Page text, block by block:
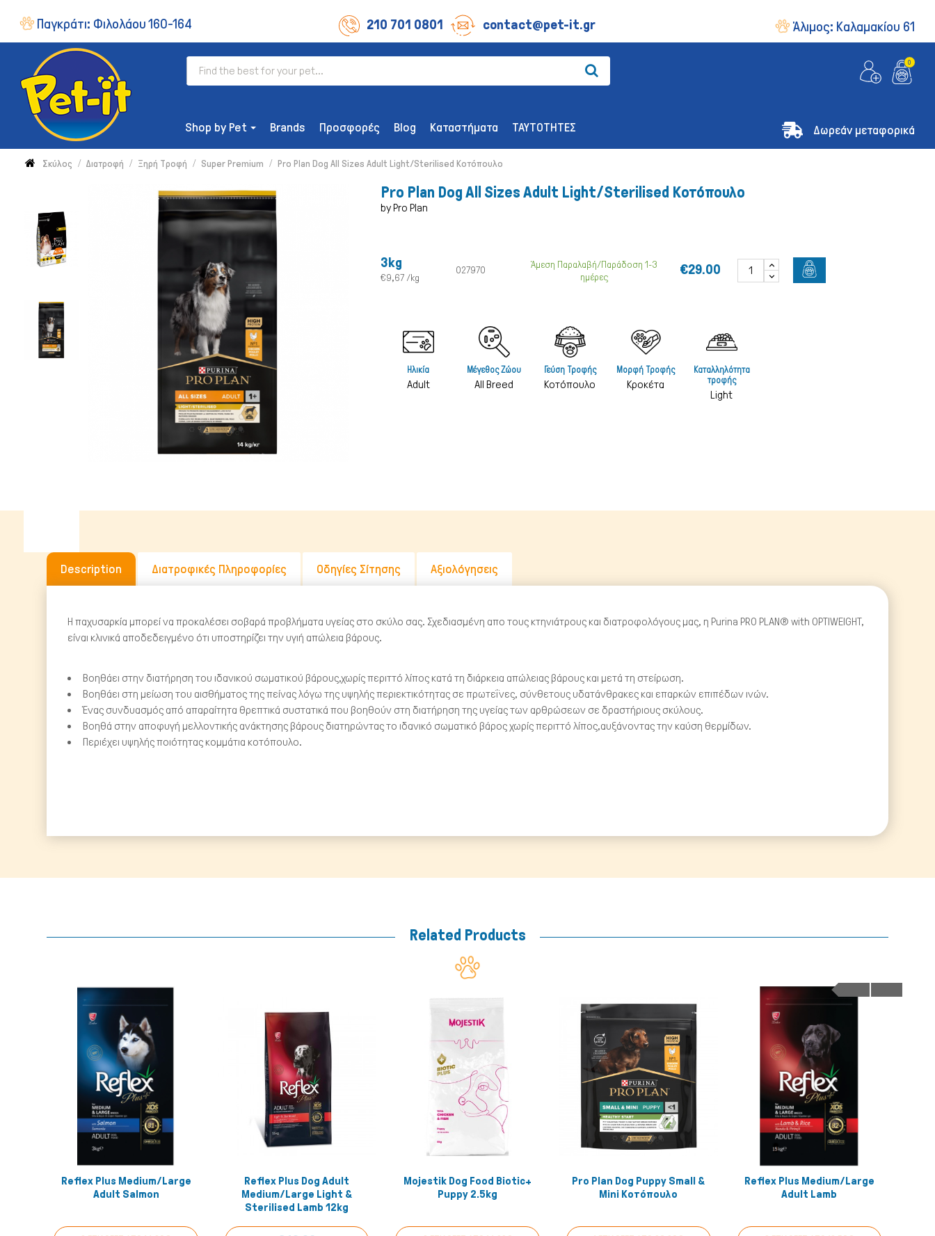
Παγκράτι: Φιλολάου 160-164 210 701 0801 contact@pet-it.gr Άλιμος: Καλαμακίου 61
0
Shop by Pet
Ξηρή Τροφή
Συμπληρώματα & Βιταμίνες
Υγρή Τροφή
Ωμή Τροφή Σκύλου
Οδοντικής Υγιεινής
Φυσικές Λιχουδιές
Λουκάνικα Λιχουδιές
Παιχνίδια
Καλλωπισμός & Υγιεινή
Μεταφοράς & Ταξιδίου
Brands Προσφορές Blog Καταστήματα ΤΑΥΤΟΤΗΤΕΣ Δωρεάν μεταφορικά
Σκύλος Διατροφή Ξηρή Τροφή Super Premium Pro Plan Dog All Sizes Adult Light/Sterilised Κοτόπουλο
Pro Plan Dog All Sizes Adult Light/Sterilised Κοτόπουλο
by Pro Plan
3kg
€9,67 /kg
027970
Άμεση Παραλαβή/Παράδοση 1-3
ημέρες
€29.00
Ηλικία
Adult
Μέγεθος Ζώου
All Breed
Γεύση Τροφής
Κοτόπουλο
Μορφή Τροφής
Κροκέτα
Καταλληλότητα
τροφής
Light
Description Διατροφικές Πληροφορίες Οδηγίες Σίτησης Αξιολόγησεις
Η παχυσαρκία μπορεί να προκαλέσει σοβαρά προβλήματα υγείας στο σκύλο σας. Σχεδιασμένη απο τους κτηνιάτρους και διατροφολόγους μας, η Purina PRO PLAN® with OPTIWEIGHT,
είναι κλινικά αποδεδειγμένο ότι υποστηρίζει την υγιή απώλεια βάρους.
Βοηθάει στην διατήρηση του ιδανικού σωματικού βάρους,χωρίς περιττό λίπος κατά τη διάρκεια απώλειας βάρους και μετά τη στείρωση.
Βοηθάει στη μείωση του αισθήματος της πείνας λόγω της υψηλής περιεκτικότητας σε πρωτεΐνες, σύνθετους υδατάνθρακες και επαρκών επιπέδων ινών.
Ένας συνδυασμός από απαραίτητα θρεπτικά συστατικά που βοηθούν στη διατήρηση της υγείας των αρθρώσεων σε δραστήριους σκύλους.
Βοηθά στην αποφυγή μελλοντικής ανάκτησης βάρους διατηρώντας το ιδανικό σωματικό βάρος χωρίς περιττό λίπος,αυξάνοντας την καύση θερμίδων.
Περιέχει υψηλής ποιότητας κομμάτια κοτόπουλο.
Related Products
Quick View
Reflex Plus Medium/Large
Adult Salmon
Quick View
Reflex Plus Dog Adult
Medium/Large Light &
Sterilised Lamb 12kg
Quick View
Mojestik Dog Food Biotic+
Puppy 2.5kg
Quick View
Pro Plan Dog Puppy Small &
Mini Κοτόπουλο
Quick View
Reflex Plus Medium/Large
Adult Lamb